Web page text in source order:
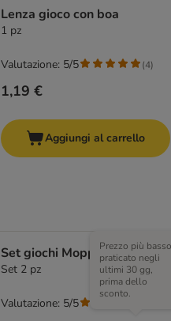
Lenza gioco con boa
1 pz
1,19 €
Valutazione: 5/5 (4)
Aggiungi al carrello
Set giochi Moppi con Catnip
Set 2 pz
Prezzo più basso
praticato negli
ultimi 30 gg,
prima dello
sconto.
Valutazione: 5/5